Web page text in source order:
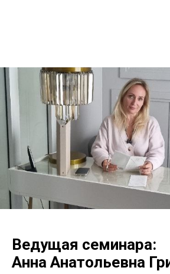
Ведущая семинара:
Анна Анатольевна